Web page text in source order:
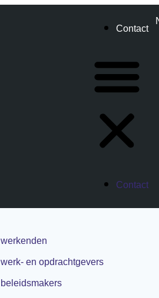
Contact
Contact
werkenden
werk- en opdrachtgevers
beleidsmakers